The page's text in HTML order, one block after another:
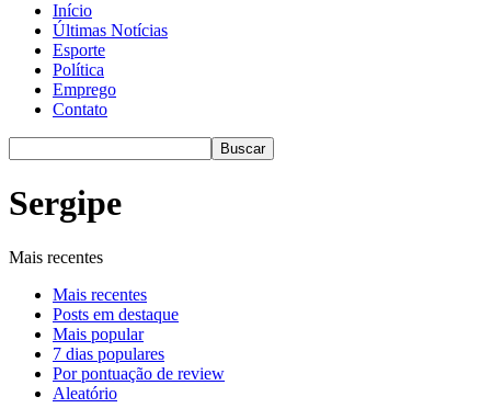
Início
Últimas Notícias
Esporte
Política
Emprego
Contato
Sergipe
Mais recentes
Mais recentes
Posts em destaque
Mais popular
7 dias populares
Por pontuação de review
Aleatório